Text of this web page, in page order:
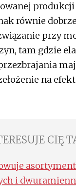
produkcji
równie
przy
tam gdzie
na
CIĘ